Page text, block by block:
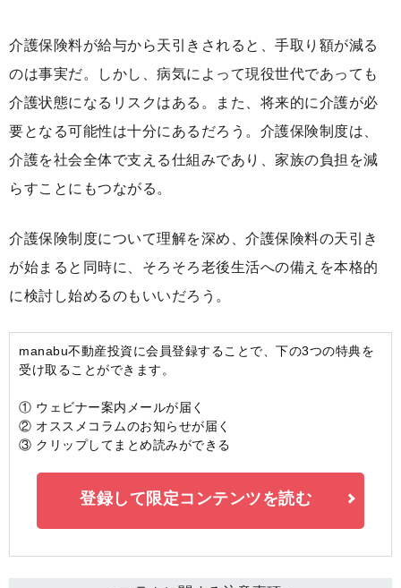
介護保険料が給与から天引きされると、手取り額が減る
のは事実だ。しかし、病気によって現役世代であっても
介護状態になるリスクはある。また、将来的に介護が必
要となる可能性は十分にあるだろう。介護保険制度は、
介護を社会全体で支える仕組みであり、家族の負担を減
らすことにもつながる。
介護保険制度について理解を深め、介護保険料の天引き
が始まると同時に、そろそろ老後生活への備えを本格的
に検討し始めるのもいいだろう。
manabu不動産投資に会員登録することで、下の3つの特典を
受け取ることができます。
① ウェビナー案内メールが届く
② オススメコラムのお知らせが届く
③ クリップしてまとめ読みができる
登録して限定コンテンツを読む